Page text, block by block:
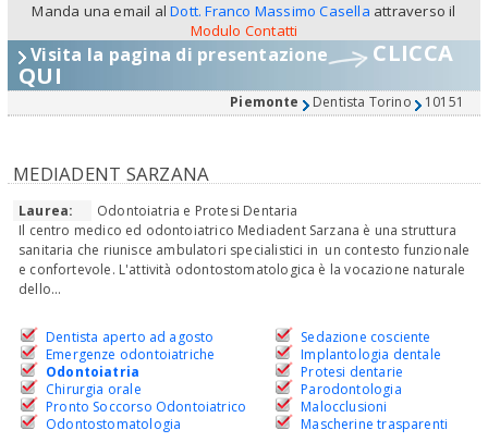
Manda una email alDott. Franco Massimo Casella attraverso il
Modulo Contatti
Visita la pagina di presentazione CLICCA
QUI
Piemonte Dentista Torino 10151
MEDIADENT SARZANA
Laurea:
Odontoiatria e Protesi Dentaria
Il centro medico ed odontoiatrico Mediadent Sarzana è una struttura
sanitaria che riunisce ambulatori specialistici in un contesto funzionale
e confortevole. L'attività odontostomatologica è la vocazione naturale
dello...
Dentista aperto ad agosto
Emergenze odontoiatriche
Odontoiatria
Chirurgia orale
Pronto Soccorso Odontoiatrico
Odontostomatologia
Sedazione cosciente
Implantologia dentale
Protesi dentarie
Parodontologia
Malocclusioni
Mascherine trasparenti